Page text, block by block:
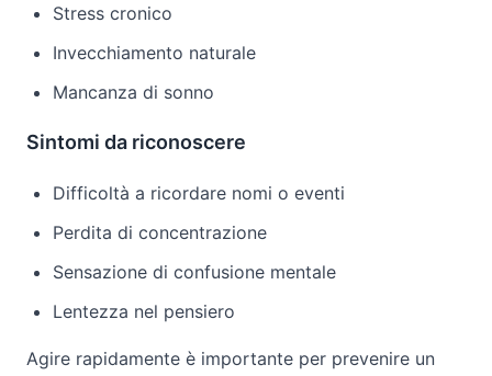
Stress cronico
Invecchiamento naturale
Mancanza di sonno
Sintomi da riconoscere
Difficoltà a ricordare nomi o eventi
Perdita di concentrazione
Sensazione di confusione mentale
Lentezza nel pensiero
Agire rapidamente è importante per prevenire un